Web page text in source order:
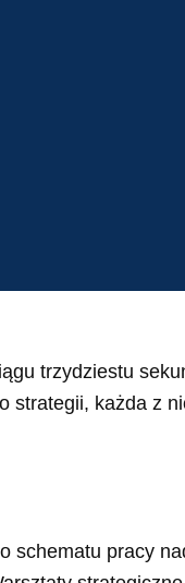
trzydziestu
strategii, każda z
schematu pracy